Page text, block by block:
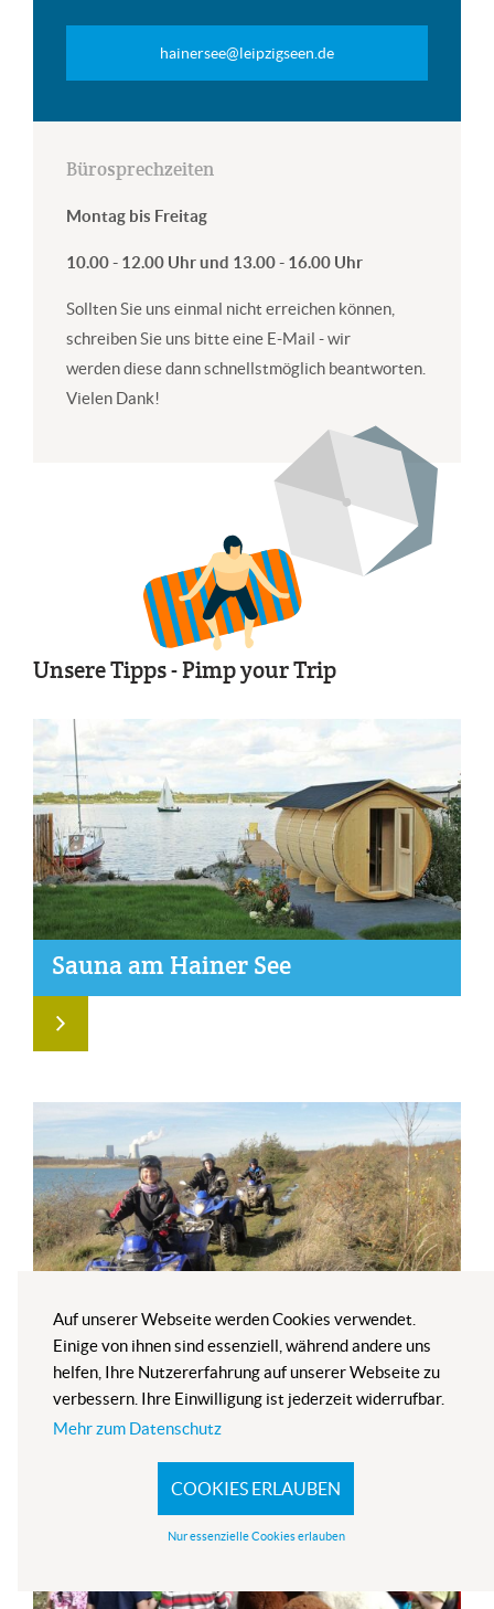
Auf unserer Webseite werden Cookies verwendet.
Einige von ihnen sind essenziell, während andere uns
helfen, Ihre Nutzererfahrung auf unserer Webseite zu
verbessern. Ihre Einwilligung ist jederzeit widerrufbar.
Mehr zum Datenschutz
Nur essenzielle Cookies erlauben
COOKIES ERLAUBEN
hainersee@leipzigseen.de
Bürosprechzeiten
Montag bis Freitag
10.00 - 12.00 Uhr und 13.00 - 16.00 Uhr
Sollten Sie uns einmal nicht erreichen können,
schreiben Sie uns bitte eine E-Mail - wir
werden diese dann schnellstmöglich beantworten.
Vielen Dank!
Unsere Tipps - Pimp your Trip
Sau­na am Hai­ner See
Quad­tou­ren mit Wig­ge­la am Hai­
ner See